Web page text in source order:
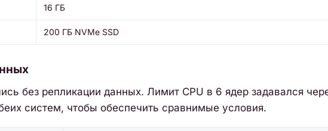
16 ГБ
200 ГБ NVMe SSD
без репликации данных. Лимит CPU в 6 ядер задавался
систем, чтобы обеспечить сравнимые условия.